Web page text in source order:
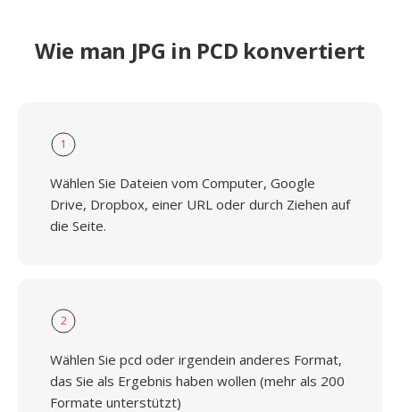
Wie man JPG in PCD konvertiert
1
Wählen Sie Dateien vom Computer, Google
Drive, Dropbox, einer URL oder durch Ziehen auf
die Seite.
2
Wählen Sie pcd oder irgendein anderes Format,
das Sie als Ergebnis haben wollen (mehr als 200
Formate unterstützt)